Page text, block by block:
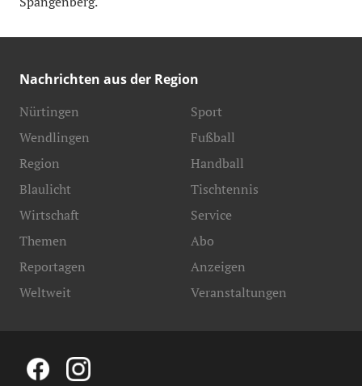
Nachrichten aus der Region
Nürtingen
Wendlingen
Region
Blaulicht
Sport
Fußball
Handball
Tischtennis
Wirtschaft
Themen
Reportagen
Weltweit
Service
Abo
Anzeigen
Veranstaltungen